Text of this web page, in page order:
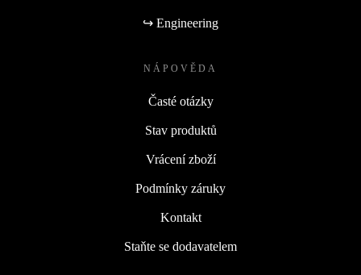
↪ Engineering
NÁPOVĚDA
Časté otázky
Stav produktů
Vrácení zboží
Podmínky záruky
Kontakt
Staňte se dodavatelem